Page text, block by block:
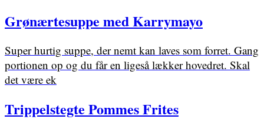
Grønærtesuppe med Karrymayo
Super hurtig suppe, der nemt kan laves som forret. Gang
portionen op og du får en ligeså lækker hovedret. Skal
det være ek
Trippelstegte Pommes Frites